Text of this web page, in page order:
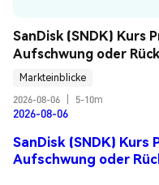
SanDisk (SNDK) Kurs
Aufschwung oder
Markteinblicke
2026-08-06
5-10m
2026-08-06
SanDisk (SNDK) Kurs
Aufschwung oder